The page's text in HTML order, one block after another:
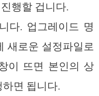
행할 겁니다.
다. 업그레이드 명
새로운 설정파일로
이 뜨면 본인의 상
면 됩니다.